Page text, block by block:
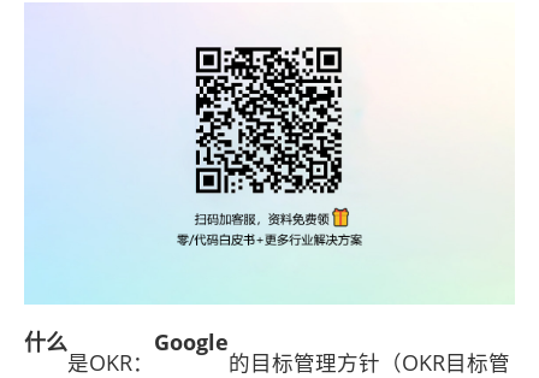
什么
是OKR：
Google
的目标管理方针（OKR目标管